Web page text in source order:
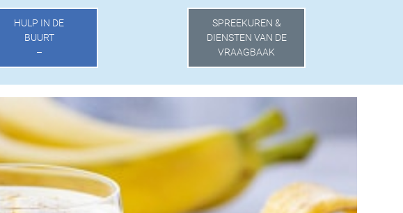
HULP IN DE
BUURT
–
SPREEKUREN &
DIENSTEN VAN DE
VRAAGBAAK